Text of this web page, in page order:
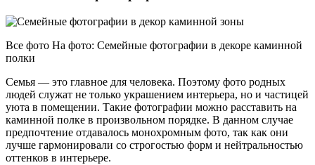
Все фото На фото: Семейные фотографии в декоре каминной
полки
Семья — это главное для человека. Поэтому фото родных
людей служат не только украшением интерьера, но и частицей
уюта в помещении. Такие фотографии можно расставить на
каминной полке в произвольном порядке. В данном случае
предпочтение отдавалось монохромным фото, так как они
лучше гармонировали со строгостью форм и нейтральностью
оттенков в интерьере.